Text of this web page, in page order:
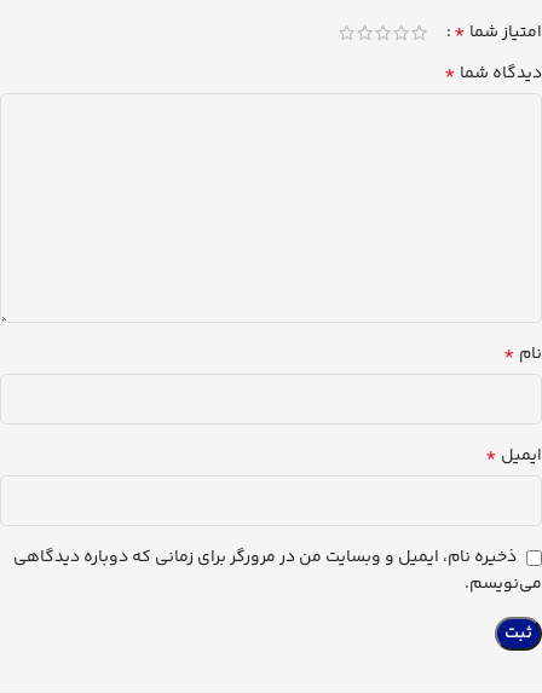
امتیاز شما *
دیدگاه شما *
نام *
ایمیل *
ذخیره نام، ایمیل و وبسایت من در مرورگر برای زمانی که دوباره دیدگاهی
می‌نویسم.